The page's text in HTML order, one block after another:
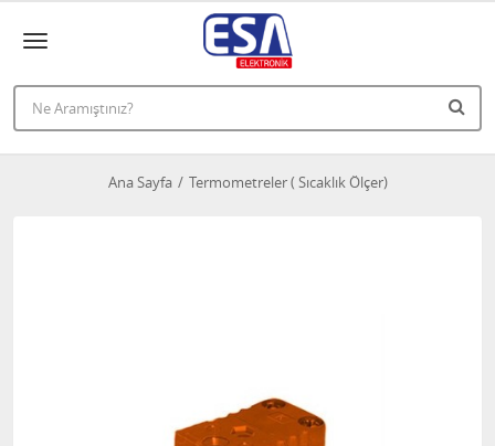
Ana Sayfa Termometreler ( Sıcaklık Ölçer)